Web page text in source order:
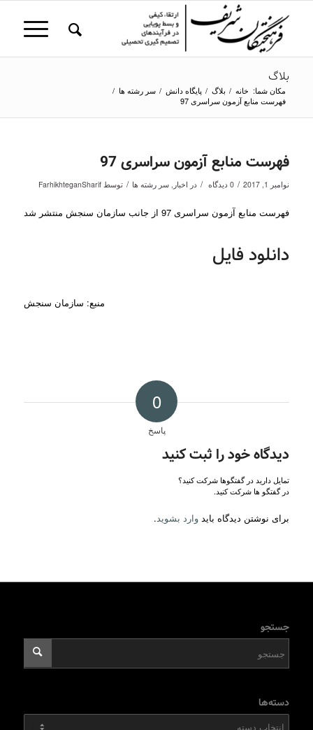
بلاگ
مکان شما: خانه / بلاگ / پایگاه دانش / سر رشته ها /
فهرست منابع آزمون سراسری 97
فهرست منابع آزمون سراسری 97
نوامبر 1, 2017 / 0 دیدگاه / در اخبار , سر رشته ها / توسط FarhikhteganSharif
فهرست منابع آزمون سراسری 97 از جانب سازمان سنجش منتشر شد
دانلود فایل
منبع: سازمان سنجش
0
پاسخ
دیدگاه خود را ثبت کنید
تمایل دارید در گفتگوها شرکت کنید؟
در گفتگو ها شرکت کنید.
برای نوشتن دیدگاه باید وارد بشوید.
جستجو
دسته‌ها